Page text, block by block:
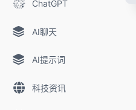
ChatGPT
AI聊天
AI提示词
科技资讯